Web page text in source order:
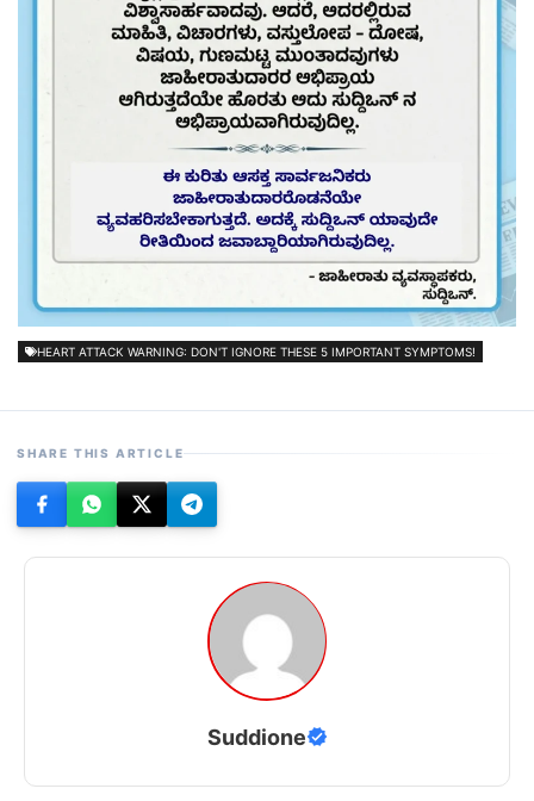
HEART ATTACK WARNING: DON'T IGNORE THESE 5 IMPORTANT SYMPTOMS!
SHARE THIS ARTICLE
Suddione